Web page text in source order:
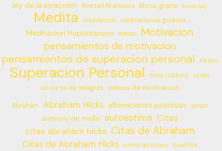
ley de la atraccion libertad financiera libros gratis louise hay
Medita meditacion meditaciones guiadas
Meditacion Hoponopono metas Motivacion
pensamientos de motivacion
pensamientos de superacion personal stress
Superacion Personal tony robbins
ucdm
un curso de milagros
videos de motivacion
Abraham Abraham Hicks afirmaciones positivas
amor
anthony de mello
autoestima Citas
citas abraham hicks Citas de Abraham
Citas de Abraham Hicks control del estress cuentos